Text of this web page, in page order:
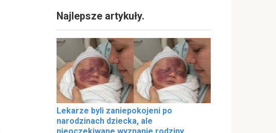
Najlepsze artykuły.
Lekarze byli zaniepokojeni po
narodzinach dziecka, ale